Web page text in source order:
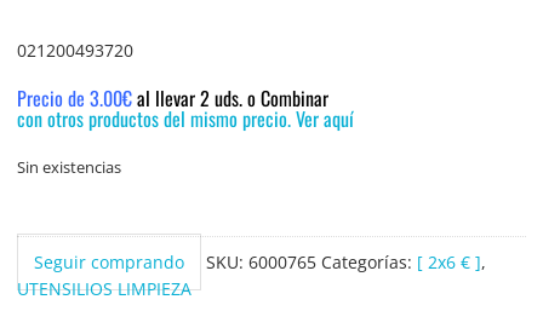
021200493720
Precio de 3.00€al llevar 2 uds. o Combinar
con otros productos del mismo precio. Ver aquí
Sin existencias
Seguir comprando SKU: 6000765 Categorías: [ 2x6 € ],
UTENSILIOS LIMPIEZA